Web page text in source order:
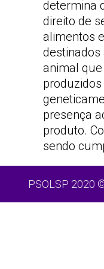
determina
direito de
alimentos
animal
presença
produto.
sendo
PSOLSP 2020